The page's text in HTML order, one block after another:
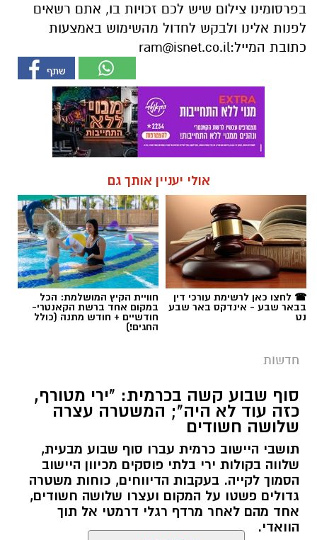
בפרסומינו צילום שיש לכם זכויות בו, אתם רשאים
לפנות אלינו ולבקש לחדול מהשימוש באמצעות
כתובת המייל:ram@isnet.co.il
אולי יעניין אותך גם
☎ לחצו כאן לרשימת עורכי דין
בבאר שבע - אינדקס באר שבע
נט
חוויית הקיץ המושלמת: הכל
במקום אחד ברשת הקאנטרי-
חודשיים + חודש מתנה (כולל
החגים!)
חדשות
סוף שבוע קשה בכרמית: "ירי מטורף,
כזה עוד לא היה"; המשטרה עצרה
שלושה חשודים
תושבי היישוב כרמית עברו סוף שבוע מבעית,
שלווה בקולות ירי בלתי פוסקים מכיוון היישוב
הסמוך לקייה. בעקבות הדיווחים, כוחות משטרה
גדולים פשטו על המקום ועצרו שלושה חשודים,
אחד מהם לאחר מרדף רגלי דרמטי אל תוך
הוואדי.